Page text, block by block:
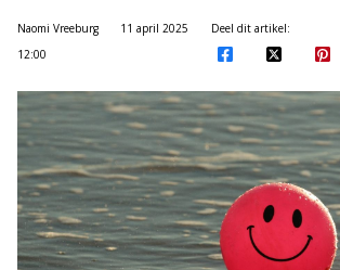
Naomi Vreeburg
11 april 2025
12:00
Deel dit artikel: